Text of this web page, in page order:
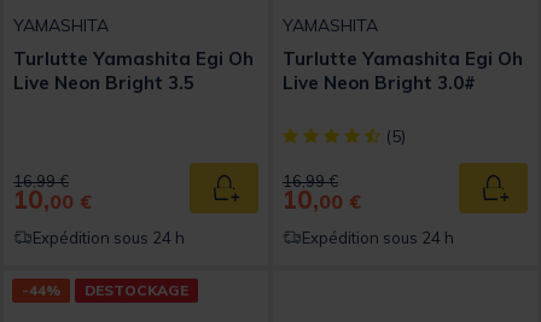
YAMASHITA
Turlutte Yamashita Egi Oh
Live Neon Bright 3.5
Price reduced from
16,99 €to
10,00 € Ajouter au panier
Expédition sous 24 h
YAMASHITA
Turlutte Yamashita Egi Oh
Live Neon Bright 3.0#
[object Object] out of 5
(5)
Price reduced from
16,99 €to
10,00 €
Expédition sous 24 h
-44% DESTOCKAGE